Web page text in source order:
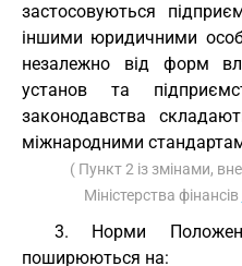
застосовуються
іншими юридичними
незалежно від форм
установ та
законодавства
міжнародними
( Пункт 2 із змінами,
Міністерства фінансів
3. Норми
поширюються на: